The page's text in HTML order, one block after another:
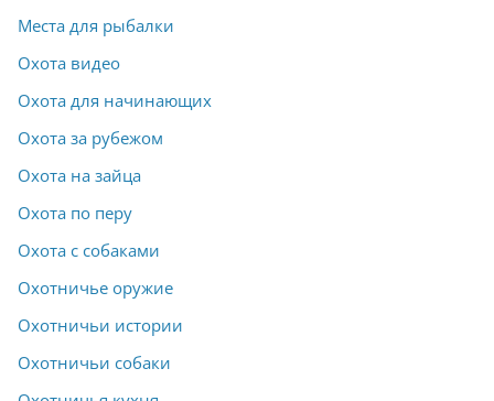
Места для рыбалки
Охота видео
Охота для начинающих
Охота за рубежом
Охота на зайца
Охота по перу
Охота с собаками
Охотничье оружие
Охотничьи истории
Охотничьи собаки